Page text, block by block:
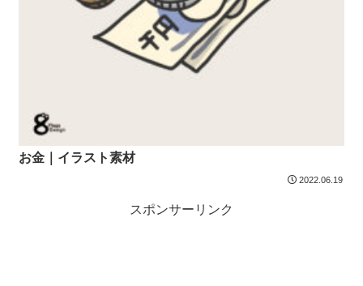
お金｜イラスト素材
2022.06.19
スポンサーリンク